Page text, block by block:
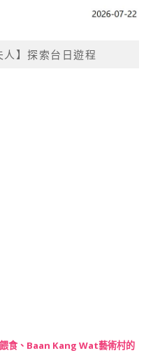
人】探索台日遊程
食、Baan Kang Wat藝術村的